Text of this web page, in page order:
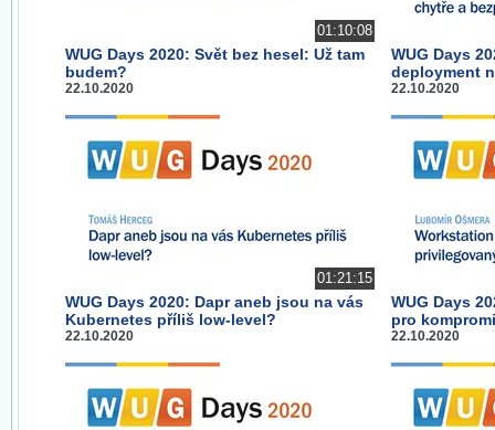
01:10:08
WUG Days 2020: Svět bez hesel: Už tam
budem?
22.10.2020
WUG Days
deployment
22.10.2020
01:21:15
WUG Days 2020: Dapr aneb jsou na vás
Kubernetes příliš low-level?
22.10.2020
WUG Days
pro
22.10.2020